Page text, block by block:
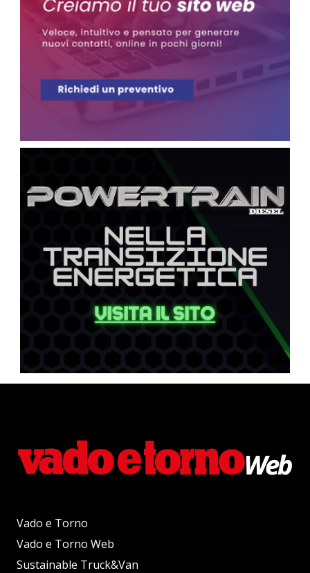
Vado e Torno
Vado e Torno Web
Sustainable Truck&Van